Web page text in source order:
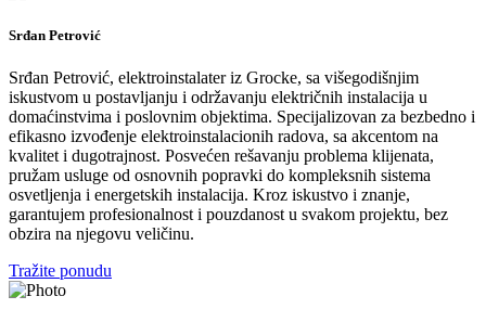
Srđan Petrović
Srđan Petrović, elektroinstalater iz Grocke, sa višegodišnjim
iskustvom u postavljanju i održavanju električnih instalacija u
domaćinstvima i poslovnim objektima. Specijalizovan za bezbedno i
efikasno izvođenje elektroinstalacionih radova, sa akcentom na
kvalitet i dugotrajnost. Posvećen rešavanju problema klijenata,
pružam usluge od osnovnih popravki do kompleksnih sistema
osvetljenja i energetskih instalacija. Kroz iskustvo i znanje,
garantujem profesionalnost i pouzdanost u svakom projektu, bez
obzira na njegovu veličinu.
Tražite ponudu